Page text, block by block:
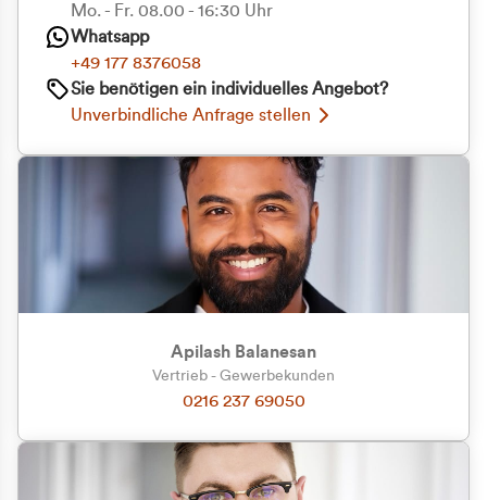
Zu welcher Kundengruppe
gehören Sie?
Privatkunde (inkl. MwSt.)
Mo. - Fr. 08.00 - 16:30 Uhr
Whatsapp
+49 177 8376058
Sie benötigen ein individuelles Angebot?
Unverbindliche Anfrage stellen
Apilash Balanesan
Vertrieb - Gewerbekunden
0216 237 69050